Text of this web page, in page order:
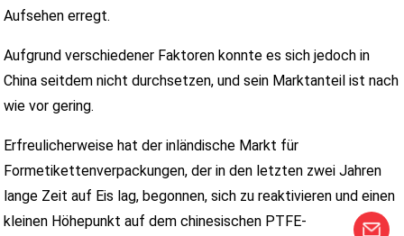
Aufsehen erregt.
Aufgrund verschiedener Faktoren konnte es sich jedoch in
China seitdem nicht durchsetzen, und sein Marktanteil ist nach
wie vor gering.
Erfreulicherweise hat der inländische Markt für
Formetikettenverpackungen, der in den letzten zwei Jahren
lange Zeit auf Eis lag, begonnen, sich zu reaktivieren und einen
kleinen Höhepunkt auf dem chinesischen PTFE-